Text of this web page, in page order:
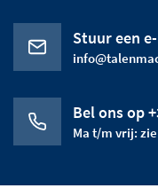
Stuur een
Bel ons op
Ma t/m vrij: